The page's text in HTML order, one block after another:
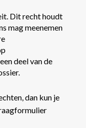
Dit recht houdt
mag meenemen
deel van de
dan kun je